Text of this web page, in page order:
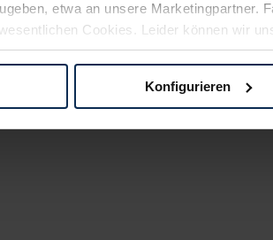
etwa an unsere Marketingpartner.
Cookies. Leider können wir
Weg zu Ihrem Neuwagen unterstützen.
der EU erfolgt, erfolgt dies
der EU-Kommission (Art. 45 Abs. 1
Konfigurieren